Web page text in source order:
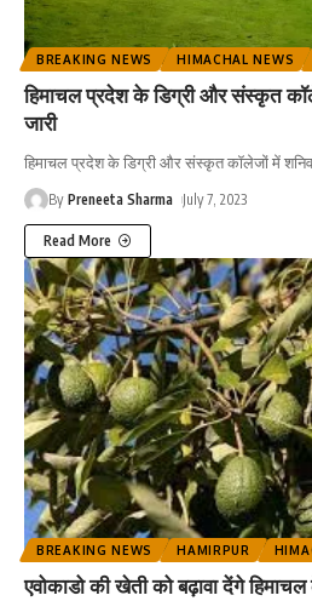
BREAKING NEWS HIMACHAL NEWS
हिमाचल प्रदेश के डिग्री और संस्कृत
जारी
हिमाचल प्रदेश के डिग्री और संस्कृत कॉलेजों में
By Preneeta Sharma July 7, 2023
Read More
BREAKING NEWS HAMIRPUR
एवोकाडो की खेती को बढ़ावा देंगे